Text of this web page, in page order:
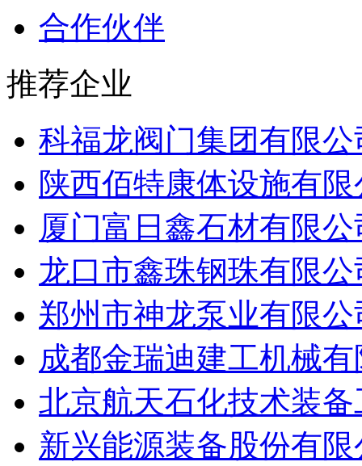
合作伙伴
推荐企业
科福龙阀门集团有限公
陕西佰特康体设施有
厦门富日鑫石材有限公
龙口市鑫珠钢珠有限公
郑州市神龙泵业有限公
成都金瑞迪建工机械
北京航天石化技术装
新兴能源装备股份有限